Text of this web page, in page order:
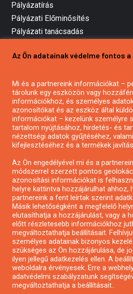
Pályázatírás
Pályázati Előminősítés
Pályázati tanácsadás
Mezőgazdasági pályázatírás
Pályázatírás civil szervezeteknek
Pályázatírás önkormányzatoknak
Pályázatfigyelés
Specifikus pályázatfigyelés vagy
Pályázatok magánszemélyeknek
Pályázatok civil szervezeteknek
Pályázatok vállalkozásoknak
Önkormányzati pályázatok
Mezőgazdasági pályázatok
Falusi turizmus pályázatok
Napelem pályázatok
GINOP pályázatok
Az Ön adatainak védelme fontos
Mi és a partnereink információkat –
tárolunk egy eszközön vagy
információkhoz, és személyes
azonosítókat és az eszköz által
információkat – kezelünk személyre
tartalom nyújtásához, hirdetés- és
nézettségi adatok gyűjtéséhez,
kifejlesztéséhez és a termékek
Az Ön engedélyével mi és a
módszerrel szerzett pontos
azonosítási információkat is
helyre kattintva hozzájárulhat ahhoz,
partnereink a fent leírtak szerint
Másik lehetőségként a megfelelő
elutasíthatja a hozzájárulást, vagy a
előtt részletesebb információkhoz
megváltoztathatja beállításait.
személyes adatainak bizonyos
szükséges az Ön hozzájárulása, de
ilyen jellegű adatkezelés ellen. A
weboldalra érvényesek. Erre a
adatvédelmi szabályzatunk
megváltoztathatja a beállításait..